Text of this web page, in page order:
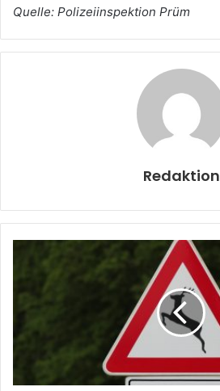
Quelle: Polizeiinspektion Prüm
Redaktion